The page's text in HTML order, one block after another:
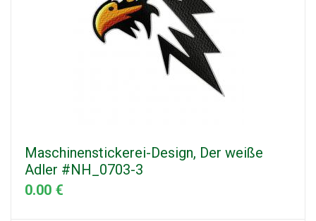
Maschinenstickerei-Design, Der weiße
Adler #NH_0703-3
0.00 €